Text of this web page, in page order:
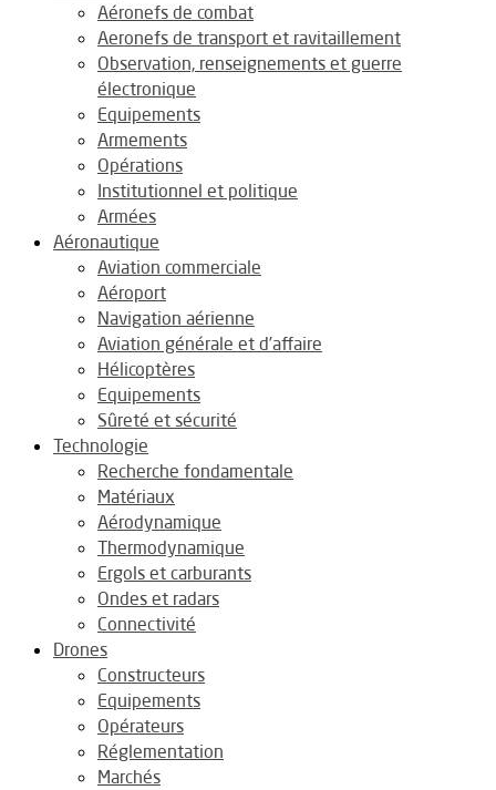
Aéronefs de combat
Aeronefs de transport et ravitaillement
Observation, renseignements et guerre
électronique
Equipements
Armements
Opérations
Institutionnel et politique
Armées
Aéronautique
Aviation commerciale
Aéroport
Navigation aérienne
Aviation générale et d’affaire
Hélicoptères
Equipements
Sûreté et sécurité
Technologie
Recherche fondamentale
Matériaux
Aérodynamique
Thermodynamique
Ergols et carburants
Ondes et radars
Connectivité
Drones
Constructeurs
Equipements
Opérateurs
Réglementation
Marchés